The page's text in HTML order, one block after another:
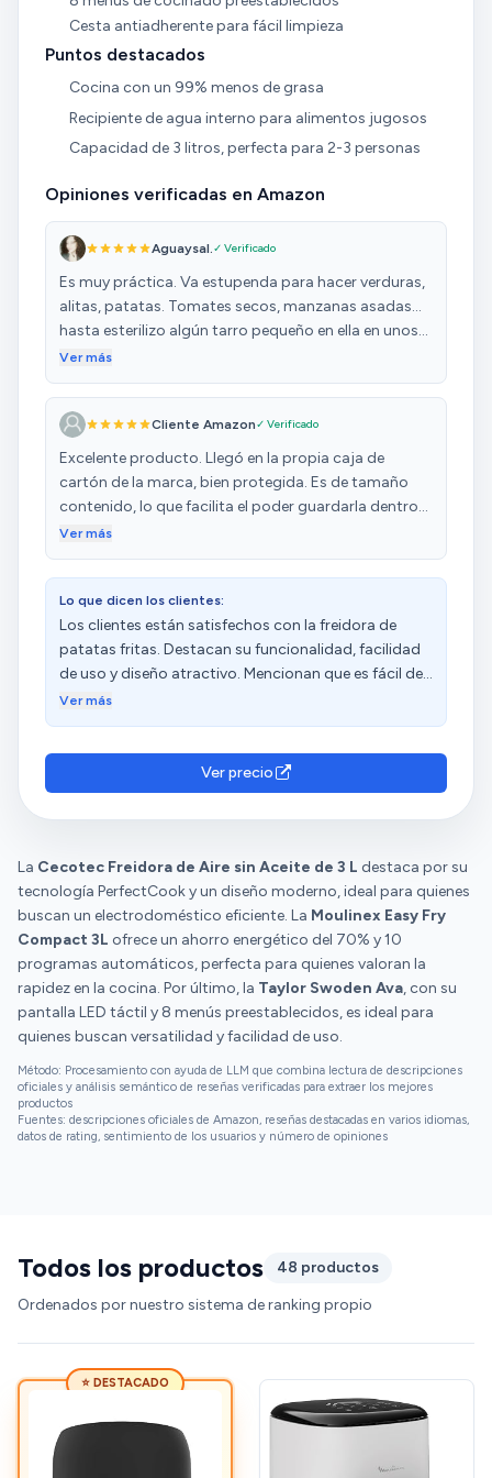
Cesta antiadherente para fácil limpieza
Puntos destacados
Cocina con un 99% menos de grasa
Recipiente de agua interno para alimentos jugosos
Capacidad de 3 litros, perfecta para 2-3 personas
Opiniones verificadas en Amazon
Aguaysal. ✓ Verificado
Es muy práctica. Va estupenda para hacer verduras,
alitas, patatas. Tomates secos, manzanas asadas...
hasta esterilizo algún tarro pequeño en ella en unos
minutos. No ocupa mucho y soluciona. Reedito
otras dos bastante más caras y puedo decir que
esta no tiene nada que envidiarles, ya juego yo con el
tiempo y la temperatura a mi gusto y me salen los
alimentos genial. Los filetes empanados con una
rociada suave de aceite quedan perfectos y muy
deliciosa y sin ensuciar horno.
Ver más
Cliente Amazon✓ Verificado
Excelente producto. Llegó en la propia caja de
cartón de la marca, bien protegida. Es de tamaño
contenido, lo que facilita el poder guardarla dentro
de un armario si no se quiere tener en la encimera. La
personas. El menú es sencillo e intuitivo, teniendo
programas pre-establecidos para cocinar carne,
patatas, pollo, etc, con lo que solo seleccionarlo ya
establece la temperatura y el tiempo necesario. Me
ha llegado hoy, y sólo he probado a hacer bacon,
carne y patatas fritas, pero todo muy bien cocinado,
tanto por fuera como por dentro. Estoy sorprendido
sido una gran elección.
Ver más
Lo que dicen los clientes:
Los clientes están satisfechos con la freidora de
patatas fritas. Destacan su funcionalidad, facilidad
de uso y diseño atractivo. Mencionan que es fácil de
limpiar, ya que solo hay que limpiar la cubeta y la
diferentes tipos de alimentos. Sin embargo, hay
opiniones diversas sobre el tamaño.
Ver más
Ver precio
La Cecotec Freidora de Aire sin Aceite de 3 L destaca por su
tecnología PerfectCook y un diseño moderno, ideal para quienes
buscan un electrodoméstico eficiente. La Moulinex Easy Fry
Compact 3L ofrece un ahorro energético del 70% y 10
programas automáticos, perfecta para quienes valoran la
rapidez en la cocina. Por último, la Taylor Swoden Ava, con su
pantalla LED táctil y 8 menús preestablecidos, es ideal para
quienes buscan versatilidad y facilidad de uso.
Método: Procesamiento con ayuda de LLM que combina lectura de descripciones
oficiales y análisis semántico de reseñas verificadas para extraer los mejores
productos
Fuentes: descripciones oficiales de Amazon, reseñas destacadas en varios idiomas,
datos de rating, sentimiento de los usuarios y número de opiniones
Todos los productos
48 productos
Ordenados por nuestro sistema de ranking propio
⭐ DESTACADO